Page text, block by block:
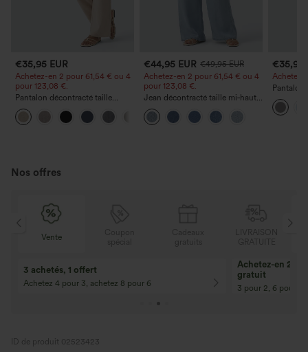
€35,95 EUR
Achetez-en 2 pour 61,54 € ou 4
pour 123,08 €.
Pantalon décontracté taille
haute à jambe droite, effet lin,
avec poches
€44,95 EUR €49,95 EUR
Achetez-en 2 pour 61,54 € ou 4
pour 123,08 €.
Jean décontracté taille mi‑haute,
à cordon de serrage, avec
poches
€35,95
Achetez-
Pantalon
poches
Nos offres
Vente
3 achetés, 1 offert
Achetez 4 pour 3, achetez 8 pour 6
Achetez-en 2,
gratuit
3 pour 2, 6 pour 4,
ID de produit 02523423